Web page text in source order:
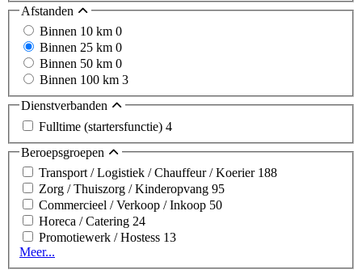
Afstanden
Binnen 10 km 0
Binnen 25 km 0
Binnen 50 km 0
Binnen 100 km 3
Dienstverbanden
Fulltime (startersfunctie) 4
Beroepsgroepen
Transport / Logistiek / Chauffeur / Koerier 188
Zorg / Thuiszorg / Kinderopvang 95
Commercieel / Verkoop / Inkoop 50
Horeca / Catering 24
Promotiewerk / Hostess 13
Meer...